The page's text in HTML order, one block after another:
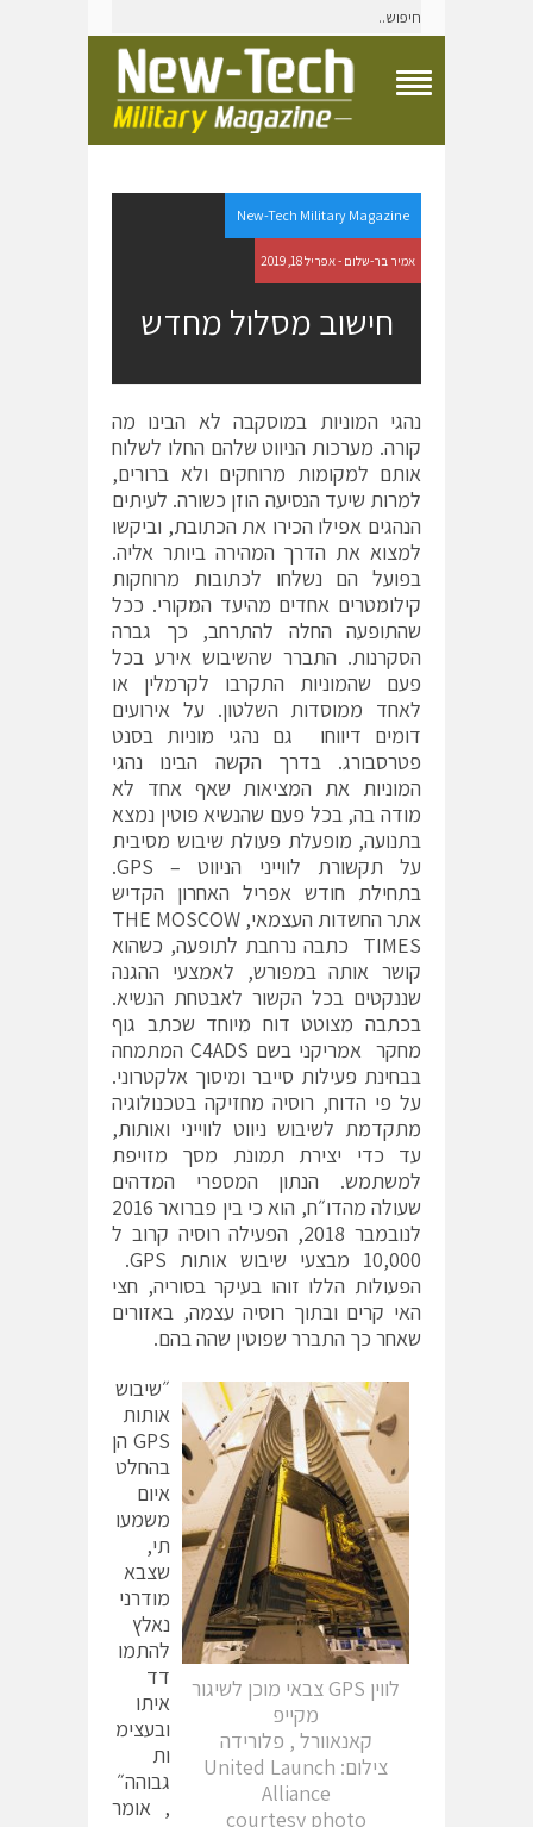
g
l
e
N
a
i
n
M
e
n
u
New-Tech Military Magazine
אמיר בר-שלום - אפריל 18, 2019
חישוב מסלול מחדש
נהגי המוניות במוסקבה לא הבינו מה
קורה. מערכות הניווט שלהם החלו לשלוח
אותם למקומות מרוחקים ולא ברורים,
למרות שיעד הנסיעה הוזן כשורה. לעיתים
הנהגים אפילו הכירו את הכתובת, וביקשו
למצוא את הדרך המהירה ביותר אליה.
בפועל הם נשלחו לכתובות מרוחקות
קילומטרים אחדים מהיעד המקורי. ככל
שהתופעה החלה להתרחב, כך גברה
הסקרנות. התברר שהשיבוש אירע בכל
פעם שהמוניות התקרבו לקרמלין או
לאחד ממוסדות השלטון. על אירועים
דומים דיווחו גם נהגי מוניות בסנט
פטרסבורג. בדרך הקשה הבינו נהגי
המוניות את המציאות שאף אחד לא
מודה בה, בכל פעם שהנשיא פוטין נמצא
בתנועה, מופעלת פעולת שיבוש מסיבית
על תקשורת לווייני הניווט – GPS.
בתחילת חודש אפריל האחרון הקדיש
אתר החשדות העצמאי, THE MOSCOW
TIMES כתבה נרחבת לתופעה, כשהוא
קושר אותה במפורש, לאמצעי ההגנה
שננקטים בכל הקשור לאבטחת הנשיא.
בכתבה מצוטט דוח מיוחד שכתב גוף
מחקר אמריקני בשם C4ADS המתמחה
בבחינת פעילות סייבר ומיסוך אלקטרוני.
על פי הדוח, רוסיה מחזיקה בטכנולוגיה
מתקדמת לשיבוש ניווט לווייני ואותות,
עד כדי יצירת תמונת מסך מזויפת
למשתמש. הנתון המספרי המדהים
שעולה מהדו״ח, הוא כי בין פברואר 2016
לנובמבר 2018, הפעילה רוסיה קרוב ל
10,000 מבצעי שיבוש אותות GPS.
הפעולות הללו זוהו בעיקר בסוריה, חצי
האי קרים ובתוך רוסיה עצמה, באזורים
שאחר כך התברר שפוטין שהה בהם.
לווין GPS צבאי מוכן לשיגור
מקייפ
קאנאוורל , פלורידה
צילום: United Launch
Alliance
courtesy photo
״שיבוש
אותות
GPS הן
בהחלט
איום
משמעו
תי,
שצבא
מודרני
נאלץ
להתמו
דד
איתו
ובעצימ
ות
גבוהה״
, אומר